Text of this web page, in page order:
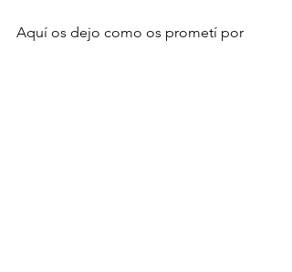
Aquí os dejo como os prometí por